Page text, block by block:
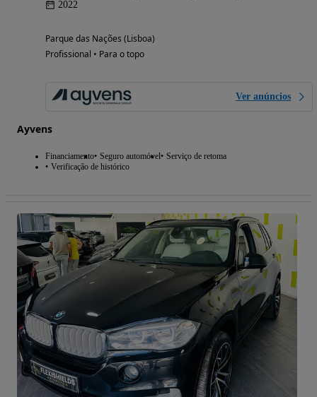
2022
Parque das Nações (Lisboa)
Profissional • Para o topo
Ver anúncios
Ayvens
Financiamento Seguro automóvel Serviço de retoma
Verificação de histórico